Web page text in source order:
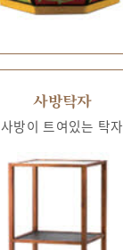
사방탁자
사방이 트여있는 탁자